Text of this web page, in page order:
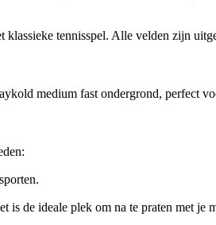
tennisspel. Alle velden zijn
medium fast ondergrond, perfect
de ideale plek om na te praten met je